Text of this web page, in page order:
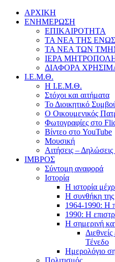
ΑΡΧΙΚΗ
ΕΝΗΜΕΡΩΣΗ
ΕΠΙΚΑΙΡΟΤΗΤΑ
ΤΑ ΝΕΑ ΤΗΣ
ΤΑ ΝΕΑ ΤΩΝ
ΙΕΡΑ
ΔΙΑΦΟΡΑ
Ι.Ε.Μ.Θ.
Η Ι.Ε.Μ.Θ.
Στόχοι και αιτήματα
Το Διοικητικό
Ο Οικουμενικός
Φωτογραφίες στο
Βίντεο στο YouTube
Μουσική
Αιτήσεις –
ΙΜΒΡΟΣ
Σύντομη αναφορά
Ιστορία
Η ιστορία
Η συνθήκη
1964-1990: Η
1990: Η
Η σημερινή
Τένεδο
Ημερολόγιο
Πολιτισμός